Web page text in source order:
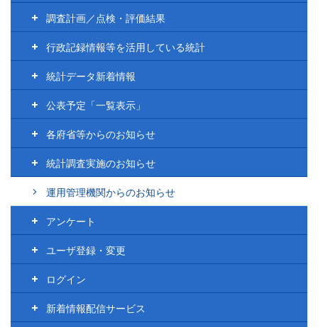
調査計画／点検・評価結果
行政記録情報等を活用している統計
統計データ新着情報
公表予定「一覧表示」
各府省等からのお知らせ
統計調査実施のお知らせ
運用管理機関からのお知らせ
アンケート
ユーザ登録・変更
ログイン
新着情報配信サービス